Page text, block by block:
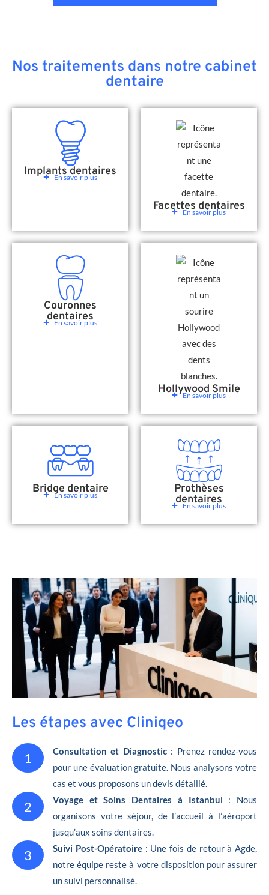
Nos traitements dans notre cabinet
dentaire
Implants dentaires
En savoir plus
Facettes dentaires
En savoir plus
Couronnes
dentaires
En savoir plus
Hollywood Smile
En savoir plus
Bridge dentaire
En savoir plus Prothèses
dentaires
En savoir plus
Les étapes avec Cliniqeo
1 Consultation et Diagnostic: Prenez rendez-vous
pour une évaluation gratuite. Nous analysons votre
cas et vous proposons un devis détaillé.
2 Voyage et Soins Dentaires à Istanbul : Nous
organisons votre séjour, de l’accueil à l’aéroport
jusqu’aux soins dentaires.
3 Suivi Post-Opératoire : Une fois de retour à Agde,
notre équipe reste à votre disposition pour assurer
un suivi personnalisé.